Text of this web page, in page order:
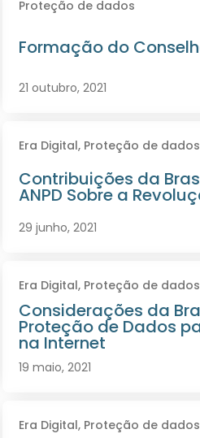
Proteção de dados
Formação do
21 outubro, 2021
Era Digital, Proteção de dados
Contribuições da
ANPD Sobre a
29 junho, 2021
Era Digital, Proteção de dados
Considerações da
Proteção de Dados
na Internet
19 maio, 2021
Era Digital, Proteção de dados